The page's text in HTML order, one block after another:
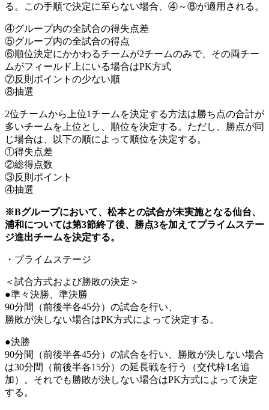
る。この手順で決定に至らない場合、④～⑧が適用される。
④グループ内の全試合の得失点差
⑤グループ内の全試合の得点
⑥順位決定にかかわるチームが2チームのみで、その両チー
ムがフィールド上にいる場合はPK方式
⑦反則ポイントの少ない順
⑧抽選
2位チームから上位1チームを決定する方法は勝ち点の合計が
多いチームを上位とし、順位を決定する。ただし、勝点が同
じ場合は、以下の順によって順位を決定する。
①得失点差
②総得点数
③反則ポイント
④抽選
※Bグループにおいて、松本との試合が未実施となる仙台、
浦和については第3節終了後、勝点3を加えてプライムステー
ジ進出チームを決定する。
・プライムステージ
＜試合方式および勝敗の決定＞
●準々決勝、準決勝
90分間（前後半各45分）の試合を行い、
勝敗が決しない場合はPK方式によって決定する。
●決勝
90分間（前後半各45分）の試合を行い、勝敗が決しない場合
は30分間（前後半各15分）の延長戦を行う（交代枠1名追
加）。それでも勝敗が決しない場合はPK方式によって決定
する。